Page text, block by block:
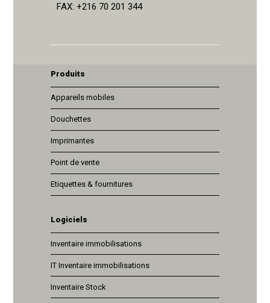
FAX: +216 70 201 344
Produits
Appareils mobiles
Douchettes
Imprimantes
Point de vente
Etiquettes & fournitures
Logiciels
Inventaire immobilisations
IT Inventaire immobilisations
Inventaire Stock